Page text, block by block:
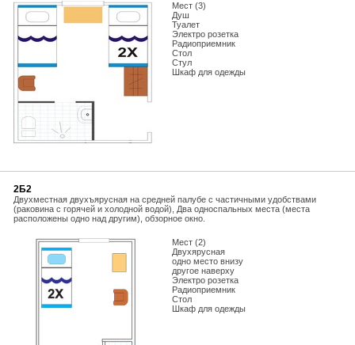
Мест (3)
Душ
Туалет
Электро розетка
Радиоприемник
Стол
Стул
Шкаф для одежды
2Б2
Двухместная двухъярусная на средней палубе с частичными удобствами
(раковина с горячей и холодной водой), Два односпальных места (места
расположены одно над другим), обзорное окно.
Мест (2)
Двухярусная
одно место внизу
другое наверху
Электро розетка
Радиоприемник
Стол
Шкаф для одежды